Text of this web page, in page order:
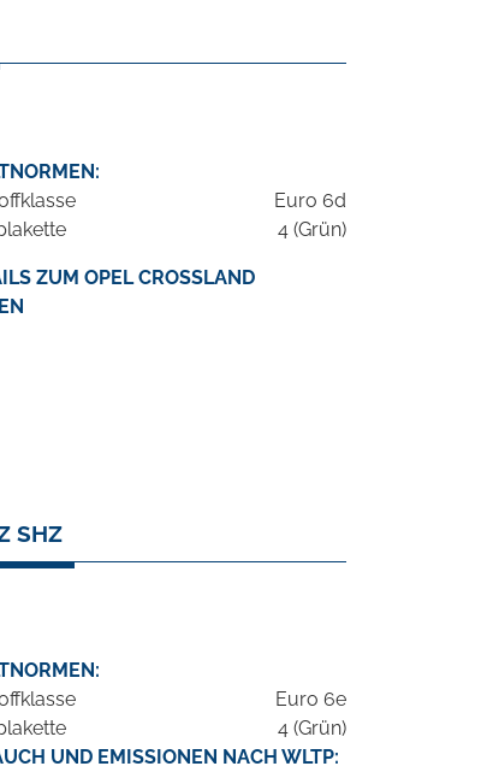
Euro 6d
4 (Grün)
ZUM OPEL CROSSLAND
SHZ
Euro 6e
4 (Grün)
UND EMISSIONEN NACH WLTP: